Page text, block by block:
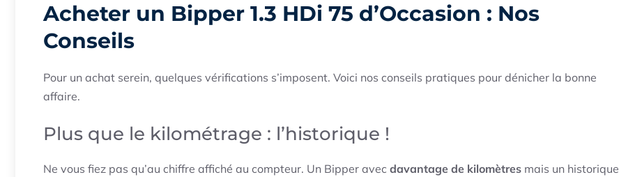
Acheter un Bipper 1.3 HDi 75 d’Occasion : Nos
Conseils
Pour un achat serein, quelques vérifications s’imposent. Voici nos conseils pratiques pour dénicher la bonne
affaire.
Plus que le kilométrage : l’historique !
Ne vous fiez pas qu’au chiffre affiché au compteur. Un Bipper avec davantage de kilomètres mais un historique